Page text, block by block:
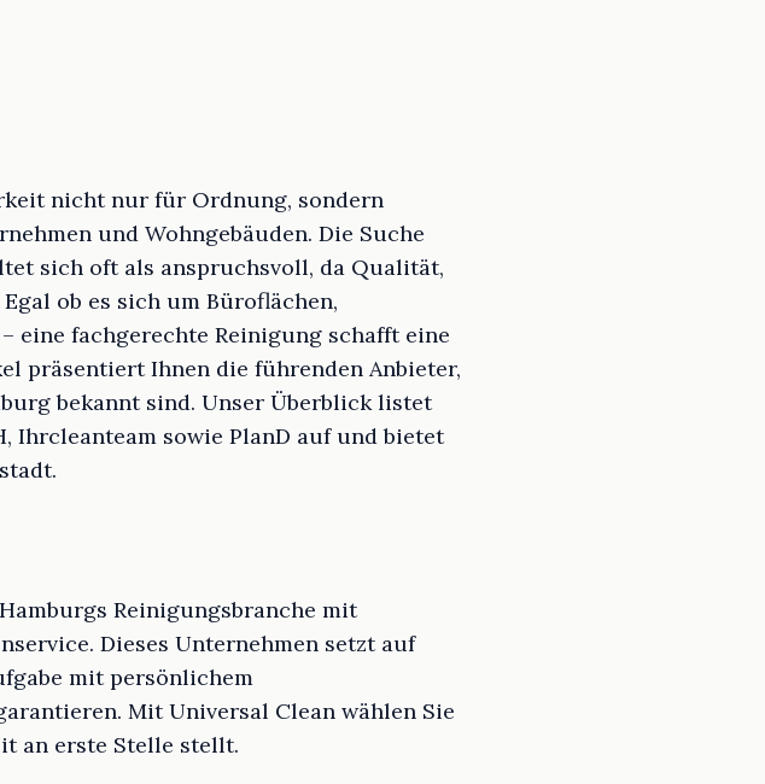
nicht nur für Ordnung, sondern
und Wohngebäuden. Die Suche
sich oft als anspruchsvoll, da Qualität,
ob es sich um Büroflächen,
eine fachgerechte Reinigung schafft eine
präsentiert Ihnen die führenden Anbieter,
bekannt sind. Unser Überblick listet
Ihrcleanteam sowie PlanD auf und bietet
Reinigungsbranche mit
Dieses Unternehmen setzt auf
mit persönlichem
Mit Universal Clean wählen Sie
an erste Stelle stellt.